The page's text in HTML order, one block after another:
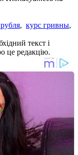
, курс гривны,
текст і
це редакцію.